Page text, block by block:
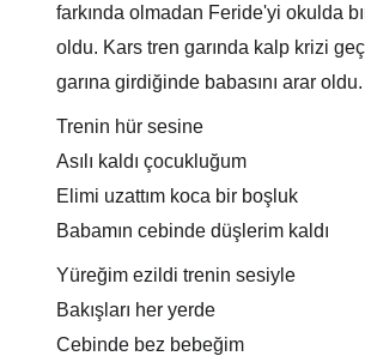
farkında olmadan Feride'yi okulda
oldu. Kars tren garında kalp krizi
garına girdiğinde babasını arar
Trenin hür sesine
Asılı kaldı çocukluğum
Elimi uzattım koca bir boşluk
Babamın cebinde düşlerim kaldı
Yüreğim ezildi trenin sesiyle
Bakışları her yerde
Cebinde bez bebeğim